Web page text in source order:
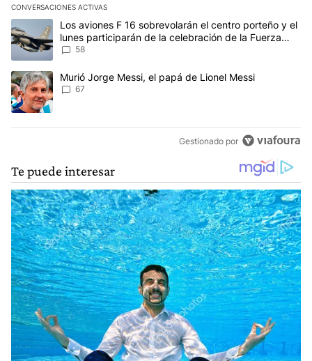
CONVERSACIONES ACTIVAS
Este listado muestra los artículos con más comentarios en los
Un artículo de tendencia con el título "Los aviones F 16
Los aviones F 16 sobrevolarán el centro porteño y el
lunes participarán de la celebración de la Fuerza
Aérea
58
Un artículo de tendencia con el título "Murió Jorge Messi, el
Murió Jorge Messi, el papá de Lionel Messi
67
Gestionado por